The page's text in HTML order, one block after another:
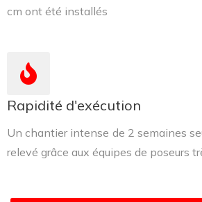
cm ont été installés
Rapidité d'exécution
Un chantier intense de 2 semaines
relevé grâce aux équipes de poseurs